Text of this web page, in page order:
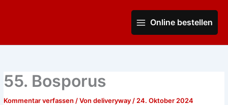
Main
MenuOnline bestellen
55. Bosporus
Kommentar verfassen / Vondeliveryway / 24. Oktober 2024